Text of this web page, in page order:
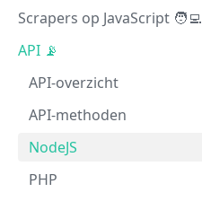
Scrapers op JavaScript 🧑‍💻
API 📡
API-overzicht
API-methoden
NodeJS
PHP